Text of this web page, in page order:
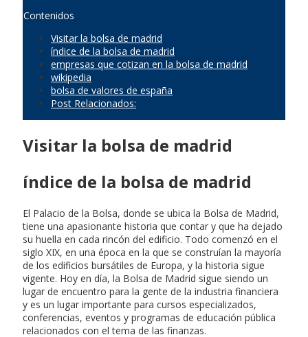
Contenidos
Visitar la bolsa de madrid
índice de la bolsa de madrid
empresas que cotizan en la bolsa de madrid
wikipedia
bolsa de valores de españa
Post Relacionados:
Visitar la bolsa de madrid
índice de la bolsa de madrid
El Palacio de la Bolsa, donde se ubica la Bolsa de Madrid,
tiene una apasionante historia que contar y que ha dejado
su huella en cada rincón del edificio. Todo comenzó en el
siglo XIX, en una época en la que se construían la mayoría
de los edificios bursátiles de Europa, y la historia sigue
vigente. Hoy en día, la Bolsa de Madrid sigue siendo un
lugar de encuentro para la gente de la industria financiera
y es un lugar importante para cursos especializados,
conferencias, eventos y programas de educación pública
relacionados con el tema de las finanzas.